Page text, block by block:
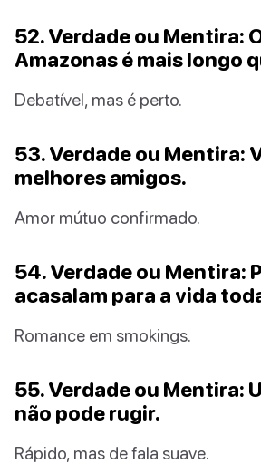
52. Verdade ou Mentira:
Amazonas é mais longo
Debatível, mas é perto.
53. Verdade ou Mentira:
melhores amigos.
Amor mútuo confirmado.
54. Verdade ou Mentira:
acasalam para a vida
Romance em smokings.
55. Verdade ou Mentira:
não pode rugir.
Rápido, mas de fala suave.